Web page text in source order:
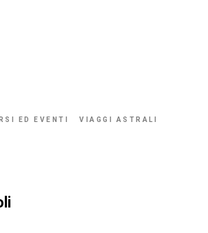
ED EVENTI VIAGGI ASTRALI